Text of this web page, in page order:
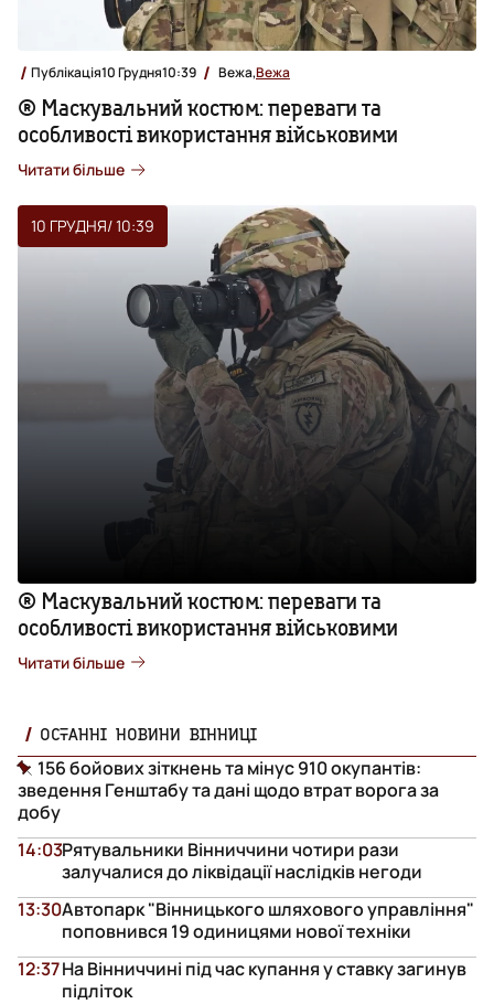
Публікація10 Грудня10:39 Вежа,Вежа
® Маскувальний костюм: переваги та
особливості використання військовими
Читати більше
10 ГРУДНЯ/ 10:39
® Маскувальний костюм: переваги та
особливості використання військовими
Читати більше
ОСТАННІ НОВИНИ ВІННИЦІ
156 бойових зіткнень та мінус 910 окупантів:
зведення Генштабу та дані щодо втрат ворога за
добу
Рятувальники Вінниччини чотири рази
залучалися до ліквідації наслідків негоди
14:03
Автопарк "Вінницького шляхового управління"
поповнився 19 одиницями нової техніки
13:30
На Вінниччині під час купання у ставку загинув
підліток
12:37